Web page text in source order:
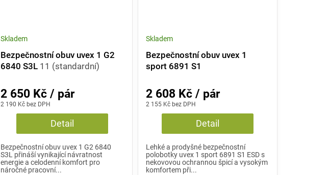
Bezpečnostní obuv uvex 1 G2
6840 S3L 11 (standardní)
Skladem
2 190 Kč bez DPH
2 650 Kč / pár
Detail
Bezpečnostní obuv uvex 1 G2 6840
S3L přináší vynikající návratnost
energie a celodenní komfort pro
náročné pracovní...
Bezpečnostní obuv uvex 1
sport 6891 S1
Skladem
2 155 Kč bez DPH
2 608 Kč / pár
Detail
Lehké a prodyšné bezpečnostní
polobotky uvex 1 sport 6891 S1 ESD s
nekovovou ochrannou špicí a vysokým
komfortem při...